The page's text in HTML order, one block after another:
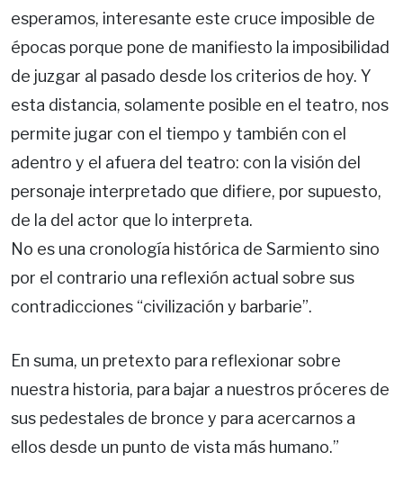
esperamos, interesante este cruce imposible de
épocas porque pone de manifiesto la imposibilidad
de juzgar al pasado desde los criterios de hoy. Y
esta distancia, solamente posible en el teatro, nos
permite jugar con el tiempo y también con el
adentro y el afuera del teatro: con la visión del
personaje interpretado que difiere, por supuesto,
de la del actor que lo interpreta.
No es una cronología histórica de Sarmiento sino
por el contrario una reflexión actual sobre sus
contradicciones “civilización y barbarie”.
En suma, un pretexto para reflexionar sobre
nuestra historia, para bajar a nuestros próceres de
sus pedestales de bronce y para acercarnos a
ellos desde un punto de vista más humano.”